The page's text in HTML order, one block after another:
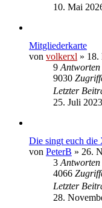
10. Mai
Mitgliederkarte
von volkerxl » 18.
9 Antworten
9030
Letzter
25. Juli
Die singt euch die
von PeterB » 26.
3 Antworten
4066
Letzter
28.